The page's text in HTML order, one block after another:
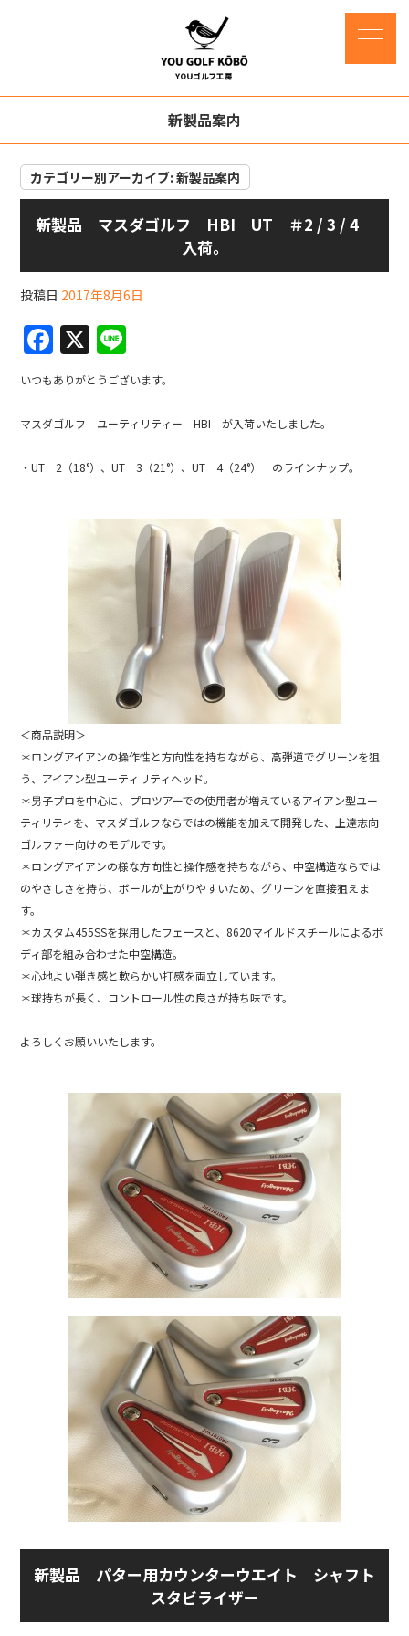
新製品案内
カテゴリー別アーカイブ:新製品案内
新製品 マスダゴルフ HBI UT ＃2 / 3 / 4
入荷。
投稿日 2017年8月6日
F
a
c
e
b
o
X
n
e
いつもありがとうございます。
マスダゴルフ ユーティリティー HBI が入荷いたしました。
・UT 2（18°）、UT 3（21°）、UT 4（24°） のラインナップ。
＜商品説明＞
＊ロングアイアンの操作性と方向性を持ちながら、高弾道でグリーンを狙
う、アイアン型ユーティリティヘッド。
＊男子プロを中心に、プロツアーでの使用者が増えているアイアン型ユー
ティリティを、マスダゴルフならではの機能を加えて開発した、上達志向
ゴルファー向けのモデルです。
＊ロングアイアンの様な方向性と操作感を持ちながら、中空構造ならでは
のやさしさを持ち、ボールが上がりやすいため、グリーンを直接狙えま
す。
＊カスタム455SSを採用したフェースと、8620マイルドスチールによるボ
ディ部を組み合わせた中空構造。
＊心地よい弾き感と軟らかい打感を両立しています。
＊球持ちが長く、コントロール性の良さが持ち味です。
よろしくお願いいたします。
新製品 パター用カウンターウエイト シャフト
スタビライザー